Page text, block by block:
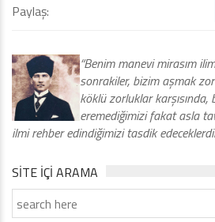
Paylaş:
“Benim manevi mirasım
sonrakiler, bizim aşmak
köklü zorluklar
eremediğimizi fakat asla
ilmi rehber edindiğimizi tasdik
SITE IÇI ARAMA